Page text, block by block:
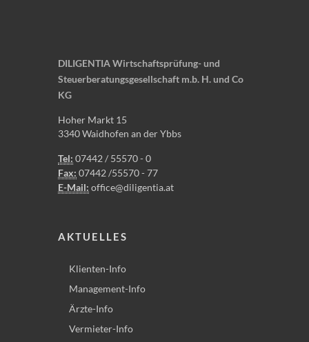
DILIGENTIA Wirtschaftsprüfung- und
Steuerberatungsgesellschaft m.b. H. und Co
KG
Hoher Markt 15
3340 Waidhofen an der Ybbs
Tel: 07442 / 55570 - 0
Fax: 07442 /55570 - 77
E-Mail: office@diligentia.at
AKTUELLES
Klienten-Info
Management-Info
Ärzte-Info
Vermieter-Info